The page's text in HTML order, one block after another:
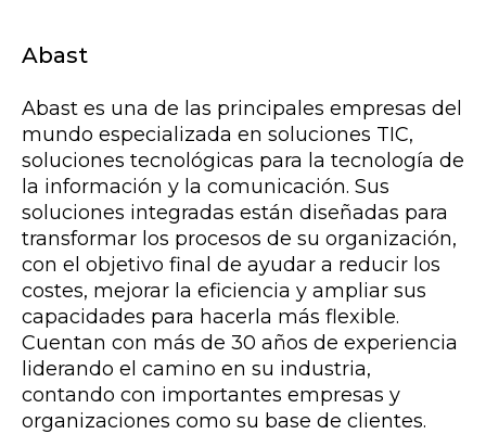
Abast
Abast es una de las principales empresas del
mundo especializada en soluciones TIC,
soluciones tecnológicas para la tecnología de
la información y la comunicación. Sus
soluciones integradas están diseñadas para
transformar los procesos de su organización,
con el objetivo final de ayudar a reducir los
costes, mejorar la eficiencia y ampliar sus
capacidades para hacerla más flexible.
Cuentan con más de 30 años de experiencia
liderando el camino en su industria,
contando con importantes empresas y
organizaciones como su base de clientes.